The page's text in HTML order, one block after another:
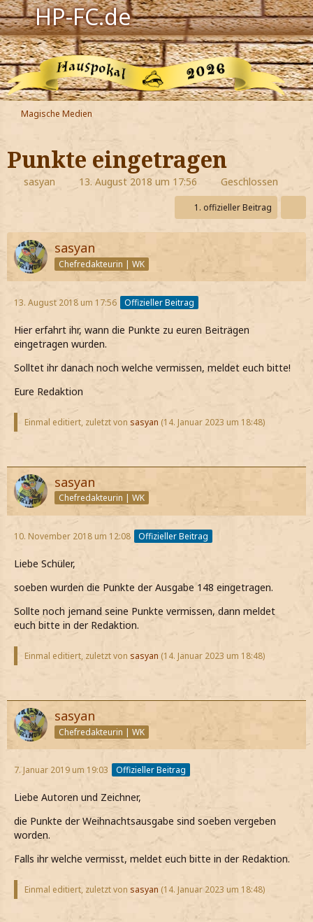
HP-FC.de
Navigation
Harry Potter
Der HP-FC
Hogwarts
Zauberwelt
Jetzt Fanclub-Mitglied werden!
Magische Medien
Punkte eingetragen
sasyan 13. August 2018 um 17:56 Geschlossen
1. offizieller Beitrag
sasyan
Chefredakteurin | WK
13. August 2018 um 17:56 Offizieller Beitrag
Hier erfahrt ihr, wann die Punkte zu euren Beiträgen
eingetragen wurden.
Solltet ihr danach noch welche vermissen, meldet euch bitte!
Eure Redaktion
Einmal editiert, zuletzt von sasyan (14. Januar 2023 um 18:48)
sasyan
Chefredakteurin | WK
10. November 2018 um 12:08 Offizieller Beitrag
Liebe Schüler,
soeben wurden die Punkte der Ausgabe 148 eingetragen.
Sollte noch jemand seine Punkte vermissen, dann meldet
euch bitte in der Redaktion.
Einmal editiert, zuletzt von sasyan (14. Januar 2023 um 18:48)
sasyan
Chefredakteurin | WK
7. Januar 2019 um 19:03 Offizieller Beitrag
Liebe Autoren und Zeichner,
die Punkte der Weihnachtsausgabe sind soeben vergeben
worden.
Falls ihr welche vermisst, meldet euch bitte in der Redaktion.
Einmal editiert, zuletzt von sasyan (14. Januar 2023 um 18:48)